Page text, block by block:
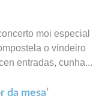
moi especial
o vindeiro
entradas, cunha...
da mesa’